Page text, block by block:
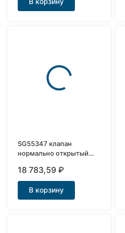
SG55347 клапан
нормально открытый
воды Ду32
18 783,59₽
В корзину